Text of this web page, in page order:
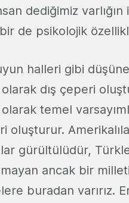
dediğimiz varlığın
de psikolojik
halleri gibi
olarak dış çeperi
temel
oluşturur.
gürültülüdür,
ancak bir
buradan varırız.